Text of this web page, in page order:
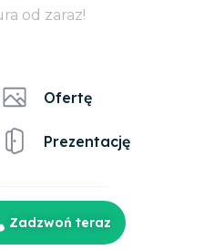
od zaraz!
Ofertę
Prezentację
Zadzwoń teraz